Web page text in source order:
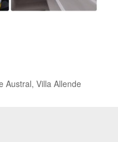
Austral, Villa Allende